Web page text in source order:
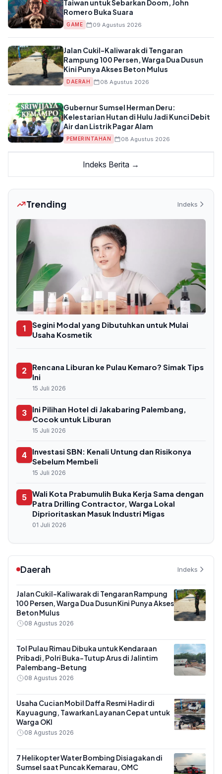
Taiwan untuk Sebarkan Doom, John
Romero Buka Suara
GAME 09 Agustus 2026
Jalan Cukil-Kaliwarak di Tengaran
Rampung 100 Persen, Warga Dua Dusun
Kini Punya Akses Beton Mulus
DAERAH 08 Agustus 2026
Gubernur Sumsel Herman Deru:
Kelestarian Hutan di Hulu Jadi Kunci Debit
Air dan Listrik Pagar Alam
PEMERINTAHAN 08 Agustus 2026
Indeks Berita →
Trending Indeks
1
Segini Modal yang Dibutuhkan untuk Mulai
Usaha Kosmetik
2
Rencana Liburan ke Pulau Kemaro? Simak Tips
Ini
15 Juli 2026
3
Ini Pilihan Hotel di Jakabaring Palembang,
Cocok untuk Liburan
15 Juli 2026
4
Investasi SBN: Kenali Untung dan Risikonya
Sebelum Membeli
15 Juli 2026
5 Wali Kota Prabumulih Buka Kerja Sama dengan
Patra Drilling Contractor, Warga Lokal
Diprioritaskan Masuk Industri Migas
01 Juli 2026
Daerah Indeks
Jalan Cukil-Kaliwarak di Tengaran Rampung
100 Persen, Warga Dua Dusun Kini Punya Akses
Beton Mulus
08 Agustus 2026
Tol Pulau Rimau Dibuka untuk Kendaraan
Pribadi, Polri Buka-Tutup Arus di Jalintim
Palembang-Betung
08 Agustus 2026
Usaha Cucian Mobil Daffa Resmi Hadir di
Kayuagung, Tawarkan Layanan Cepat untuk
Warga OKI
08 Agustus 2026
7 Helikopter Water Bombing Disiagakan di
Sumsel saat Puncak Kemarau, OMC